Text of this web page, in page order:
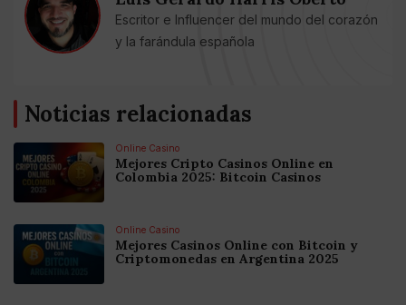
Escritor e Influencer del mundo del corazón
y la farándula española
Noticias relacionadas
Online Casino
Mejores Cripto Casinos Online en
Colombia 2025: Bitcoin Casinos
Online Casino
Mejores Casinos Online con Bitcoin y
Criptomonedas en Argentina 2025